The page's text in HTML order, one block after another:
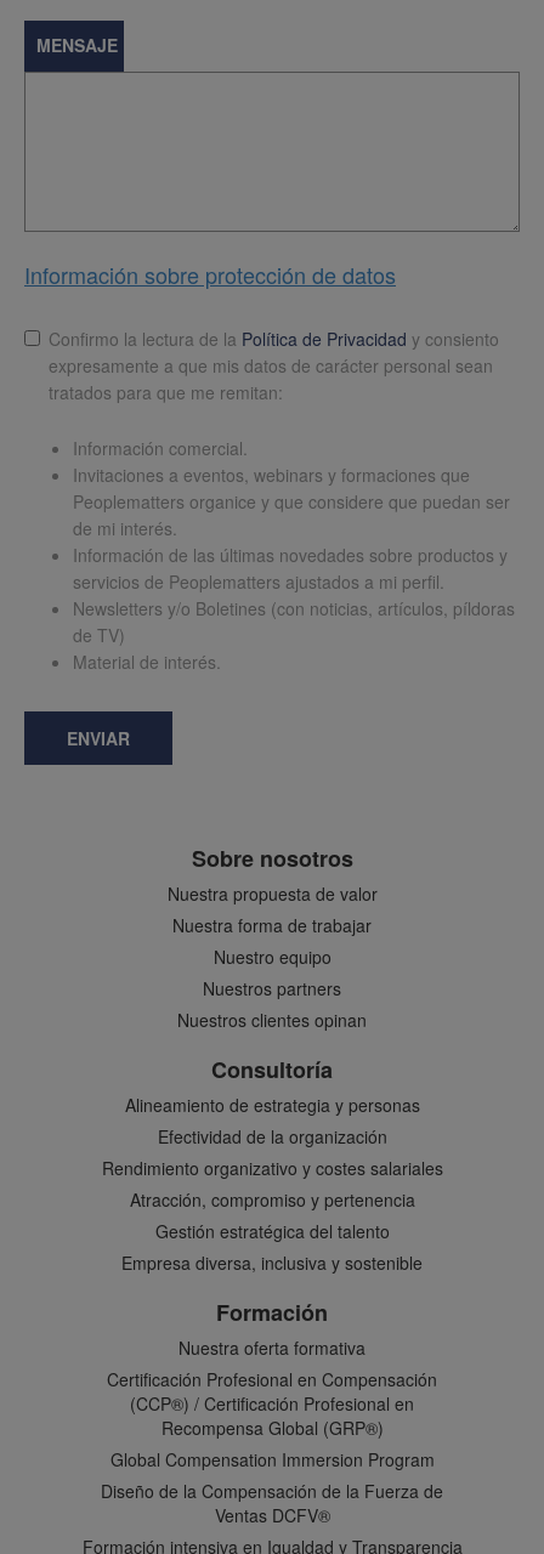
MENSAJE
Información sobre protección de datos
LopdConfirmo la lectura de la Política de Privacidad y consiento
expresamente a que mis datos de carácter personal sean
tratados para que me remitan:
Información comercial.
Invitaciones a eventos, webinars y formaciones que
Peoplematters organice y que considere que puedan ser
de mi interés.
Información de las últimas novedades sobre productos y
servicios de Peoplematters ajustados a mi perfil.
Newsletters y/o Boletines (con noticias, artículos, píldoras
de TV)
Material de interés.
ENVIAR
Sobre nosotros
Nuestra propuesta de valor
Nuestra forma de trabajar
Nuestro equipo
Nuestros partners
Nuestros clientes opinan
Consultoría
Alineamiento de estrategia y personas
Efectividad de la organización
Rendimiento organizativo y costes salariales
Atracción, compromiso y pertenencia
Gestión estratégica del talento
Empresa diversa, inclusiva y sostenible
Formación
Nuestra oferta formativa
Certificación Profesional en Compensación
(CCP®) / Certificación Profesional en
Recompensa Global (GRP®)
Global Compensation Immersion Program
Diseño de la Compensación de la Fuerza de
Ventas DCFV®
Formación intensiva en Igualdad y Transparencia